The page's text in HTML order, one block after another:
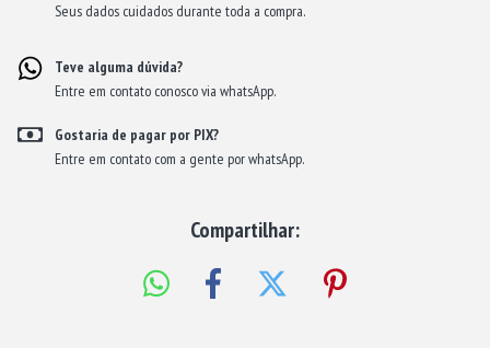
Seus dados cuidados durante toda a compra.
Teve alguma dúvida?
Entre em contato conosco via whatsApp.
Gostaria de pagar por PIX?
Entre em contato com a gente por whatsApp.
Compartilhar: